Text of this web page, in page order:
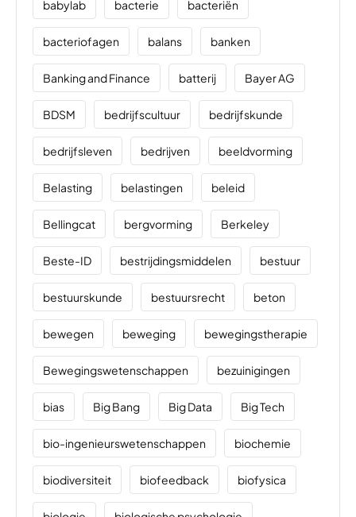
babylab bacterie bacteriën
bacteriofagen balans banken
Banking and Finance batterij Bayer AG
BDSM bedrijfscultuur bedrijfskunde
bedrijfsleven bedrijven beeldvorming
Belasting belastingen beleid
Bellingcat bergvorming Berkeley
Beste-ID bestrijdingsmiddelen bestuur
bestuurskunde bestuursrecht beton
bewegen beweging bewegingstherapie
Bewegingswetenschappen bezuinigingen
bias Big Bang Big Data Big Tech
bio-ingenieurswetenschappen biochemie
biodiversiteit biofeedback biofysica